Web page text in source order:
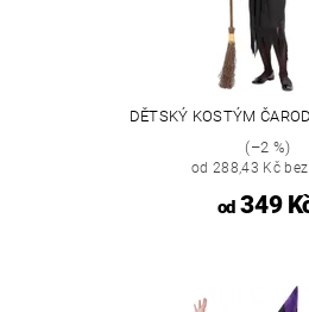
DĚTSKÝ KOSTÝM
(–2 %)
od 288,43 Kč bez
od349